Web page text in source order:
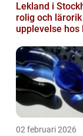
Lekland i
rolig och lärorik
upplevelse hos
02 februari 2026